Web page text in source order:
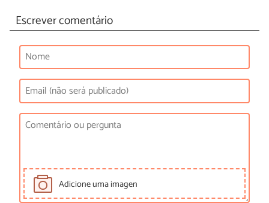
Escrever comentário
Adicione uma imagen